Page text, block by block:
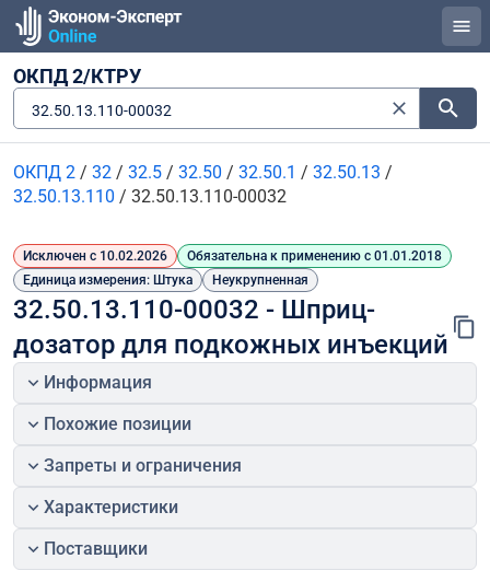
ОКПД 2/КТРУ
32.50.13.110-00032
ОКПД 2 / 32 / 32.5 / 32.50 / 32.50.1 / 32.50.13 /
32.50.13.110 / 32.50.13.110-00032
Исключен с 10.02.2026
Обязательна к применению с 01.01.2018
Единица измерения: Штука
Неукрупненная
32.50.13.110-00032 - Шприц-
дозатор для подкожных инъекций
Информация
Похожие позиции
Запреты и ограничения
Характеристики
Поставщики